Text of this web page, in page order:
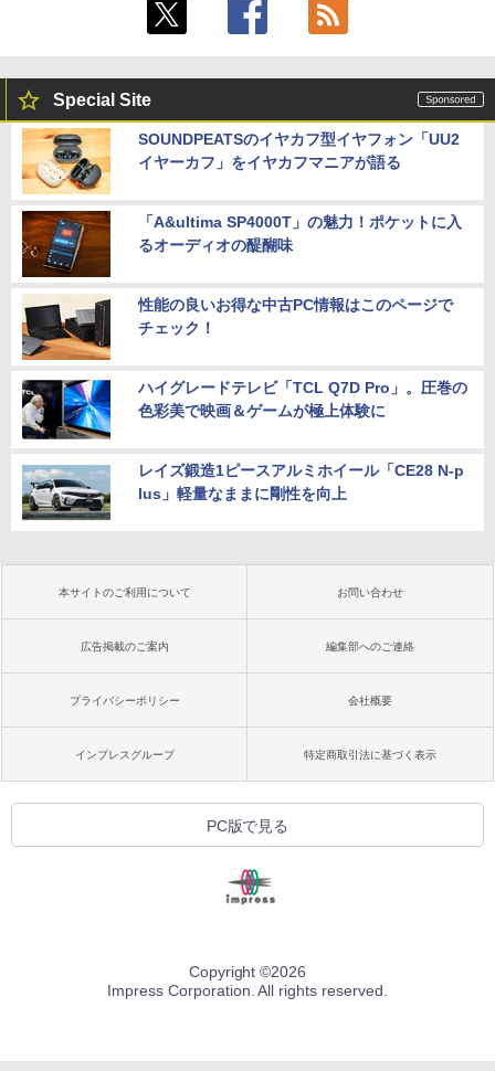
Special Site
SOUNDPEATSのイヤカフ型イヤフォン「UU2
イヤーカフ」をイヤカフマニアが語る
「A&ultima SP4000T」の魅力！ポケットに入
るオーディオの醍醐味
性能の良いお得な中古PC情報はこのページで
チェック！
ハイグレードテレビ「TCL Q7D Pro」。圧巻の
色彩美で映画＆ゲームが極上体験に
レイズ鍛造1ピースアルミホイール「CE28 N-p
lus」軽量なままに剛性を向上
本サイトのご利用について お問い合わせ
広告掲載のご案内 編集部へのご連絡
プライバシーポリシー 会社概要
インプレスグループ 特定商取引法に基づく表示
PC版で見る
Copyright ©2026
Impress Corporation. All rights reserved.